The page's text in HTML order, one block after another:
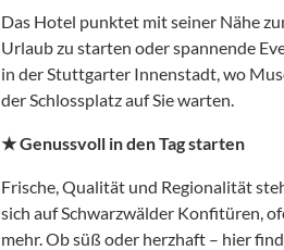
Das Hotel punktet mit seiner Nähe
Urlaub zu starten oder spannende
in der Stuttgarter Innenstadt, wo
der Schlossplatz auf Sie warten.
★ Genussvoll in den Tag starten
Frische, Qualität und Regionalität
sich auf Schwarzwälder Konfitüren,
mehr. Ob süß oder herzhaft – hier